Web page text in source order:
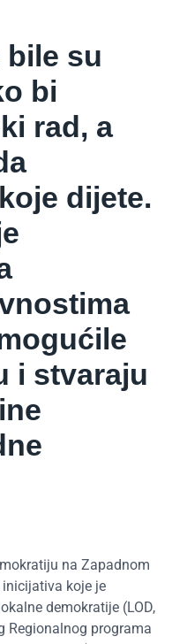
bile su
bi
rad, a
dijete.
i stvaraju
na Zapadnom
inicijativa koje je
demokratije (LOD,
Regionalnog programa